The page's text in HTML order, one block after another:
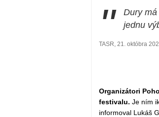
"
Dury
jednu
TASR, 21. októbra
Organizátori
festivalu. Je ním
informoval Lukáš